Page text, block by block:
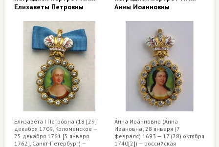
Елизаветы Петровны
Елизаве́та I Петро́вна (18 [29]
декабря 1709, Коломенское —
25 декабря 1761 [5 января
1762], Санкт-Петербург) —
Анны Иоанновны
А́нна Иоа́нновна (А́нна
Ива́новна; 28 января (7
февраля) 1693 — 17 (28) октября
1740[2]) — российская